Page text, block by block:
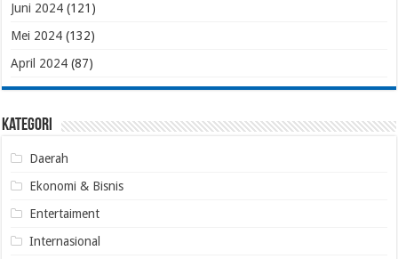
Juni 2024 (121)
Mei 2024 (132)
April 2024 (87)
Kategori
Daerah
Ekonomi & Bisnis
Entertaiment
Internasional